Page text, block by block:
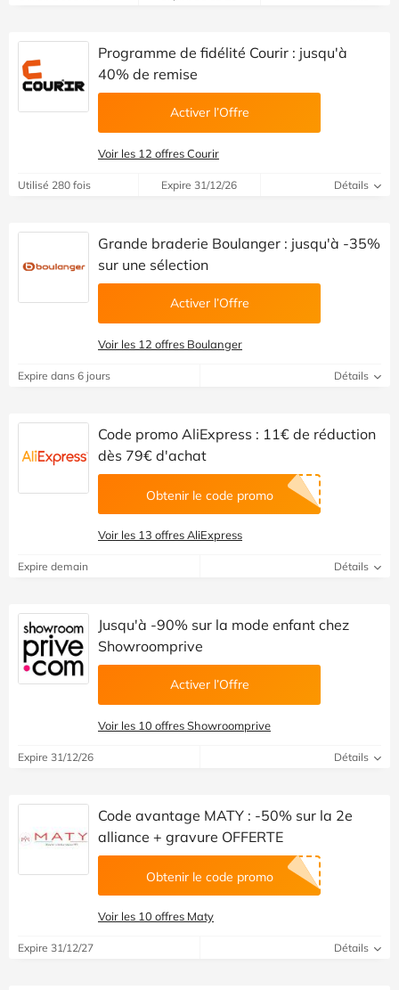
Programme de fidélité Courir : jusqu'à
40% de remise
Activer l’Offre
Voir les 12 offres Courir
Utilisé 280 fois Expire 31/12/26 Détails
Grande braderie Boulanger : jusqu'à -35%
sur une sélection
Activer l’Offre
Voir les 12 offres Boulanger
Expire dans 6 jours Détails
Code promo AliExpress : 11€ de réduction
dès 79€ d'achat
Obtenir le code promo
Voir les 13 offres AliExpress
Expire demain Détails
Jusqu'à -90% sur la mode enfant chez
Showroomprive
Activer l’Offre
Voir les 10 offres Showroomprive
Expire 31/12/26 Détails
Code avantage MATY : -50% sur la 2e
alliance + gravure OFFERTE
Obtenir le code promo
Voir les 10 offres Maty
Expire 31/12/27 Détails